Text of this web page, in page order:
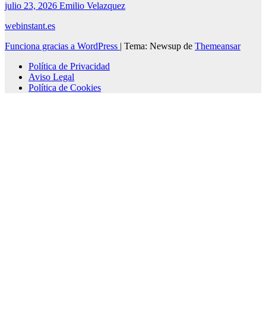
julio 23, 2026 Emilio Velazquez
webinstant.es
Funciona gracias a WordPress | Tema: Newsup de Themeansar
Política de Privacidad
Aviso Legal
Política de Cookies